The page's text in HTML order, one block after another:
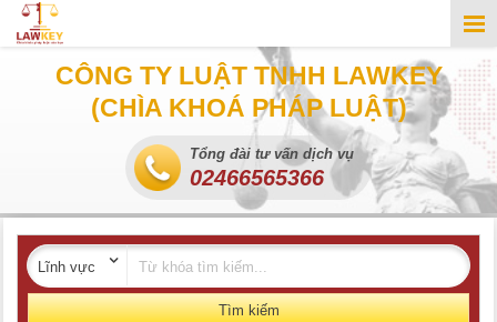
CÔNG TY LUẬT TNHH LAWKEY
(CHÌA KHOÁ PHÁP LUẬT)
Tổng đài tư vấn dịch vụ
02466565366
Tìm kiếm